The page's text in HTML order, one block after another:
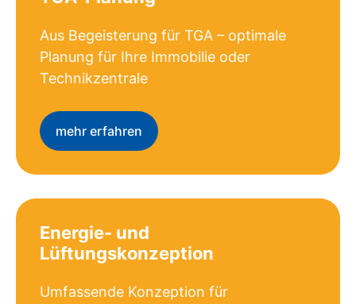
Aus Begeisterung für TGA – optimale
Planung für Ihre Immobilie oder
Technikzentrale
mehr erfahren
Energie- und
Lüftungskonzeption
Umfassende Konzeption für